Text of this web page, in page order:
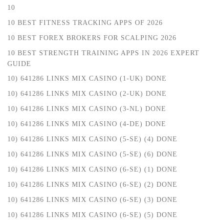
10
10 BEST FITNESS TRACKING APPS OF 2026
10 BEST FOREX BROKERS FOR SCALPING 2026
10 BEST STRENGTH TRAINING APPS IN 2026 EXPERT
GUIDE
10) 641286 LINKS MIX CASINO (1-UK) DONE
10) 641286 LINKS MIX CASINO (2-UK) DONE
10) 641286 LINKS MIX CASINO (3-NL) DONE
10) 641286 LINKS MIX CASINO (4-DE) DONE
10) 641286 LINKS MIX CASINO (5-SE) (4) DONE
10) 641286 LINKS MIX CASINO (5-SE) (6) DONE
10) 641286 LINKS MIX CASINO (6-SE) (1) DONE
10) 641286 LINKS MIX CASINO (6-SE) (2) DONE
10) 641286 LINKS MIX CASINO (6-SE) (3) DONE
10) 641286 LINKS MIX CASINO (6-SE) (5) DONE